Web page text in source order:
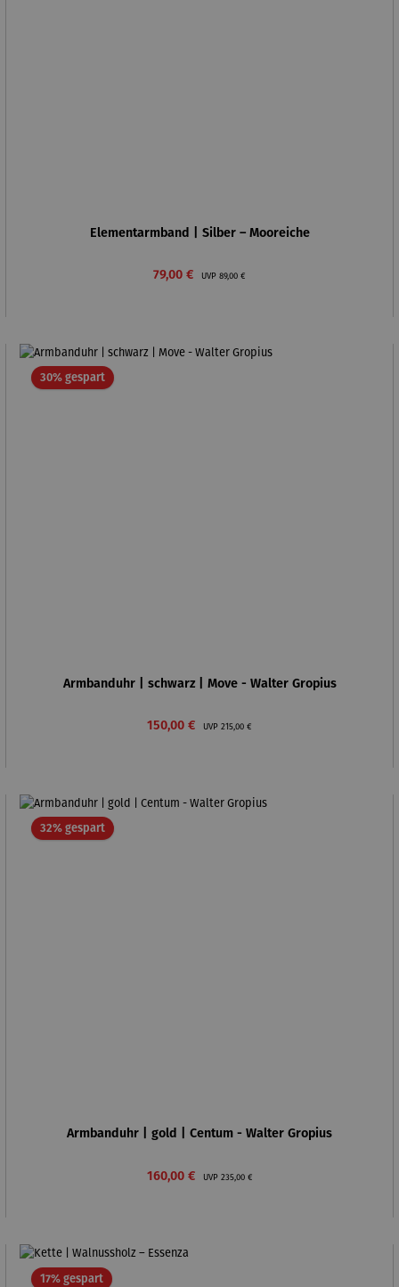
Elementarmband | Silber – Mooreiche
Verkaufspreis:
79,00 € UVP Regulärer Preis:
89,00 €
30% gespartRabatt
Armbanduhr | schwarz | Move - Walter Gropius
Verkaufspreis:
150,00 € UVP Regulärer Preis:
215,00 €
32% gespartRabatt
Armbanduhr | gold | Centum - Walter Gropius
Verkaufspreis:
160,00 € UVP Regulärer Preis:
235,00 €
17% gespartRabatt